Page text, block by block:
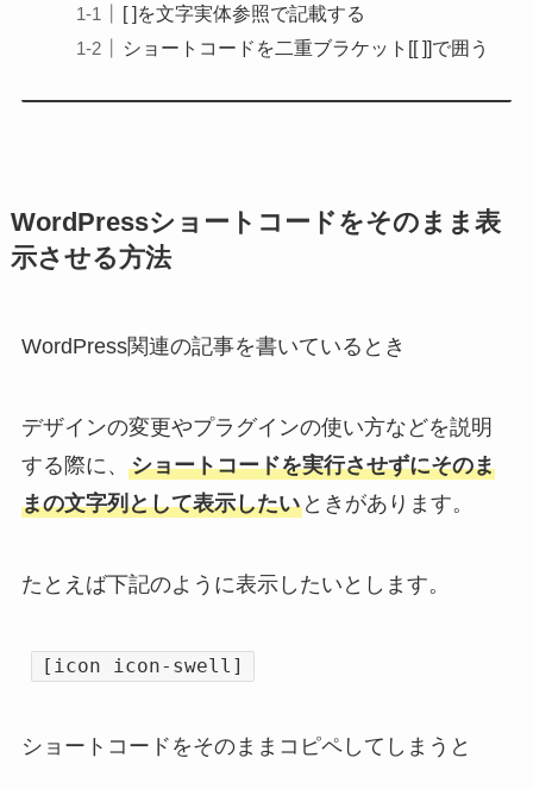
[ ]を文字実体参照で記載する
ショートコードを二重ブラケット[[ ]]で囲う
WordPressショートコードをそのまま表
示させる方法
WordPress関連の記事を書いているとき
デザインの変更やプラグインの使い方などを説明
する際に、 ショートコードを実行させずにそのま
まの文字列として表示したいときがあります。
たとえば下記のように表示したいとします。
[icon icon-swell]
ショートコードをそのままコピペしてしまうと